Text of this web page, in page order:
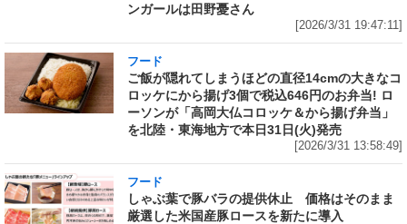
ンガールは田野憂さん
[2026/3/31 19:47:11]
フード
ご飯が隠れてしまうほどの直径14cmの大きなコ
ロッケにから揚げ3個で税込646円のお弁当! ロ
ーソンが「高岡大仏コロッケ＆から揚げ弁当」
を北陸・東海地方で本日31日(火)発売
[2026/3/31 13:58:49]
フード
しゃぶ葉で豚バラの提供休止 価格はそのまま
厳選した米国産豚ロースを新たに導入